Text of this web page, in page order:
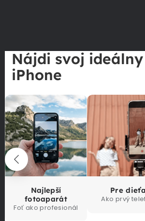
Nájdi svoj ideálny
iPhone
Najlepší
fotoaparát
Foť ako profesionál
Pre dieťa
Ako prvý